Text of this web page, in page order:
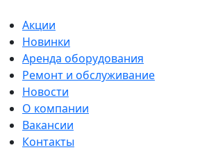
Акции
Новинки
Аренда оборудования
Ремонт и обслуживание
Новости
О компании
Вакансии
Контакты